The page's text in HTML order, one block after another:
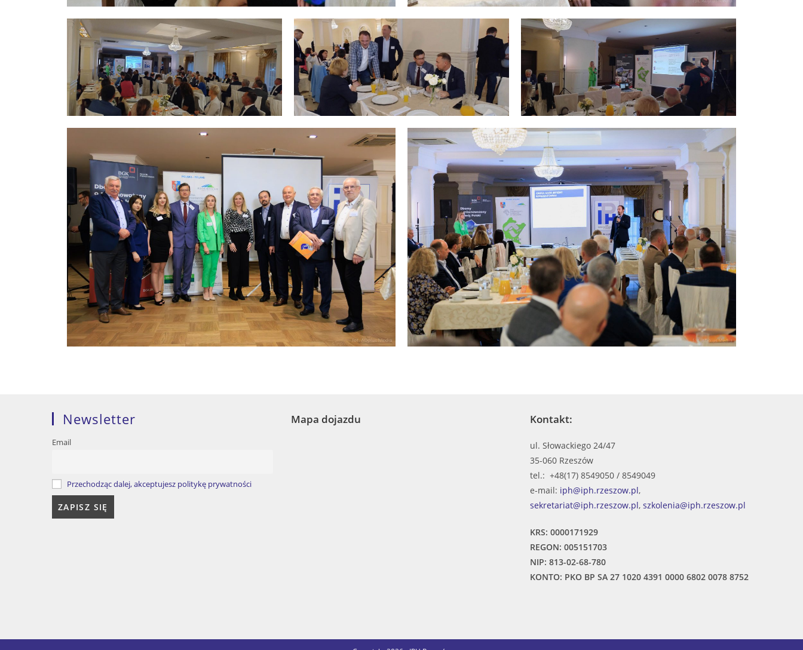
Newsletter
Email
Przechodząc dalej, akceptujesz politykę prywatności
Mapa dojazdu Kontakt:
ul. Słowackiego 24/47
35-060 Rzeszów
tel.: +48(17) 8549050 / 8549049
e-mail: iph@iph.rzeszow.pl,
sekretariat@iph.rzeszow.pl, szkolenia@iph.rzeszow.pl
KRS: 0000171929
REGON: 005151703
NIP: 813-02-68-780
KONTO: PKO BP SA 27 1020 4391 0000 6802 0078 8752